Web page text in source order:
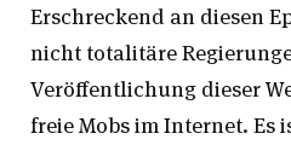
Erschreckend an diesen
nicht totalitäre
Veröffentlichung dieser
freie Mobs im Internet. Es